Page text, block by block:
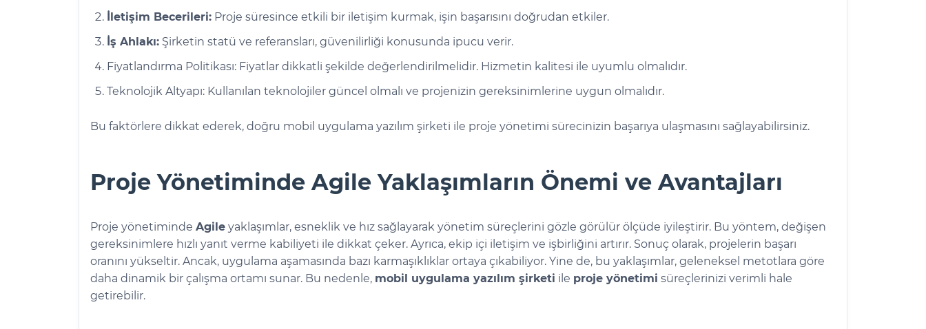
İletişim Becerileri: Proje süresince etkili bir iletişim kurmak, işin başarısını doğrudan etkiler.
İş Ahlakı: Şirketin statü ve referansları, güvenilirliği konusunda ipucu verir.
Fiyatlandırma Politikası: Fiyatlar dikkatli şekilde değerlendirilmelidir. Hizmetin kalitesi ile uyumlu olmalıdır.
Teknolojik Altyapı: Kullanılan teknolojiler güncel olmalı ve projenizin gereksinimlerine uygun olmalıdır.
Bu faktörlere dikkat ederek, doğru mobil uygulama yazılım şirketi ile proje yönetimi sürecinizin başarıya ulaşmasını sağlayabilirsiniz.
Proje Yönetiminde Agile Yaklaşımların Önemi ve Avantajları
Proje yönetiminde Agile yaklaşımlar, esneklik ve hız sağlayarak yönetim süreçlerini gözle görülür ölçüde iyileştirir. Bu yöntem, değişen
gereksinimlere hızlı yanıt verme kabiliyeti ile dikkat çeker. Ayrıca, ekip içi iletişim ve işbirliğini artırır. Sonuç olarak, projelerin başarı
oranını yükseltir. Ancak, uygulama aşamasında bazı karmaşıklıklar ortaya çıkabiliyor. Yine de, bu yaklaşımlar, geleneksel metotlara göre
daha dinamik bir çalışma ortamı sunar. Bu nedenle, mobil uygulama yazılım şirketi ile proje yönetimi süreçlerinizi verimli hale
getirebilir.